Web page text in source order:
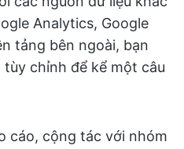
Analytics, Google
tảng bên ngoài, bạn
chỉnh để kể một câu
cáo, cộng tác với nhóm